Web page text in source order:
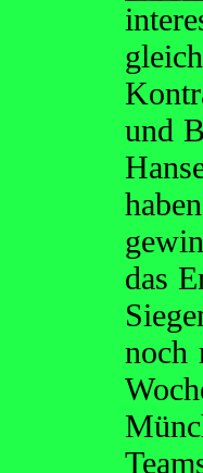
und
das
noch